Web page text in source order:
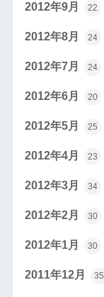
2012年9月 22
2012年8月 24
2012年7月 24
2012年6月 20
2012年5月 25
2012年4月 23
2012年3月 34
2012年2月 30
2012年1月 30
2011年12月 35